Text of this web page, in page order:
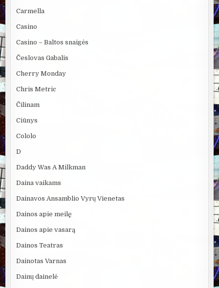
Carmella
Casino
Casino – Baltos snaigės
Česlovas Gabalis
Cherry Monday
Chris Metric
Čilinam
Ciūnys
Cololo
D
Daddy Was A Milkman
Daina vaikams
Dainavos Ansamblio Vyrų Vienetas
Dainos apie meilę
Dainos apie vasarą
Dainos Teatras
Dainotas Varnas
Dainų dainelė